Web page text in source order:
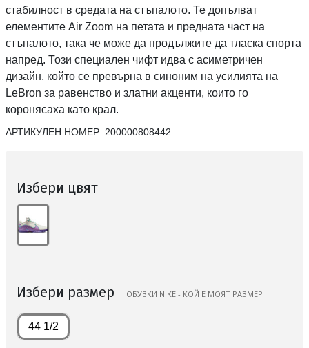
стабилност в средата на стъпалото. Те допълват
елементите Air Zoom на петата и предната част на
стъпалото, така че може да продължите да тласка спорта
напред. Този специален чифт идва с асиметричен
дизайн, който се превърна в синоним на усилията на
LeBron за равенство и златни акценти, които го
коронясаха като крал.
АРТИКУЛЕН НОМЕР: 200000808442
Избери цвят
Избери размер ОБУВКИ NIKE - КОЙ Е МОЯТ РАЗМЕР
44 1/2